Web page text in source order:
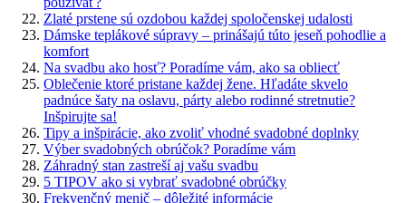
Zlaté prstene sú ozdobou každej spoločenskej udalosti
Dámske teplákové súpravy – prinášajú túto jeseň pohodlie a
komfort
Na svadbu ako hosť? Poradíme vám, ako sa obliecť
Oblečenie ktoré pristane každej žene. Hľadáte skvelo
padnúce šaty na oslavu, párty alebo rodinné stretnutie?
Inšpirujte sa!
Tipy a inšpirácie, ako zvoliť vhodné svadobné doplnky
Výber svadobných obrúčok? Poradíme vám
Záhradný stan zastreší aj vašu svadbu
5 TIPOV ako si vybrať svadobné obrúčky
Frekvenčný menič – dôležité informácie